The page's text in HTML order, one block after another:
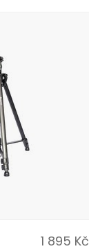
1 895 Kč